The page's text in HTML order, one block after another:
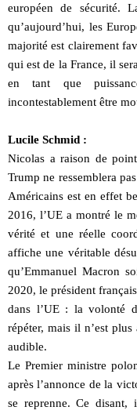
européen de sécurité.
qu’aujourd’hui, les
majorité est clairement
qui est de la France, il
en tant que
incontestablement être
Lucile Schmid :
Nicolas a raison de
Trump ne ressemblera
Américains est en effet
2016, l’UE a montré le
vérité et une réelle
affiche une véritable
qu’Emmanuel Macron
2020, le président
dans l’UE : la volonté
répéter, mais il n’est
audible.
Le Premier ministre
après l’annonce de la
se reprenne. Ce